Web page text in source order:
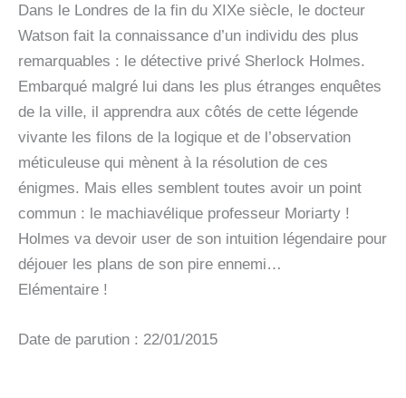
Dans le Londres de la fin du XIXe siècle, le docteur
Watson fait la connaissance d’un individu des plus
remarquables : le détective privé Sherlock Holmes.
Embarqué malgré lui dans les plus étranges enquêtes
de la ville, il apprendra aux côtés de cette légende
vivante les filons de la logique et de l’observation
méticuleuse qui mènent à la résolution de ces
énigmes. Mais elles semblent toutes avoir un point
commun : le machiavélique professeur Moriarty !
Holmes va devoir user de son intuition légendaire pour
déjouer les plans de son pire ennemi…
Elémentaire !
Date de parution : 22/01/2015